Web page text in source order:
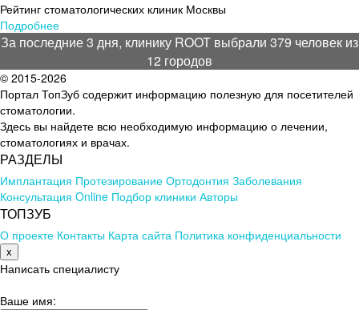
Рейтинг стоматологических клиник Москвы
Подробнее
За последние 3 дня, клинику ROOT выбрали 379 человек из
12 городов
© 2015-2026
Портал ТопЗуб содержит информацию полезную для посетителей
стоматологии.
Здесь вы найдете всю необходимую информацию о лечении,
стоматологиях и врачах.
РАЗДЕЛЫ
Имплантация Протезирование Ортодонтия Заболевания
Консультация Online Подбор клиники Авторы
ТОПЗУБ
О проекте Контакты Карта сайта Политика конфиденциальности
x
Написать специалисту
Ваше имя: